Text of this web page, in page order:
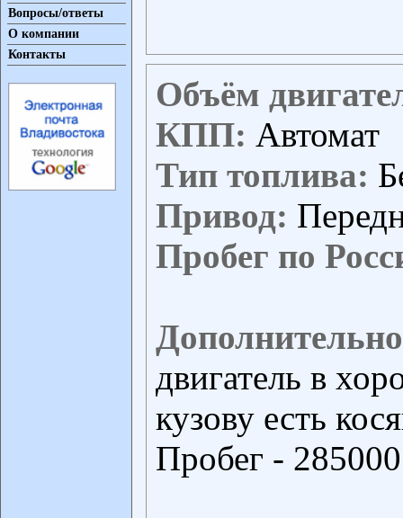
Вопросы/ответы
О компании
Контакты
Объём
КПП: Автомат
Тип топлива:
Привод:
Пробег по
двигатель в
кузову есть
Пробег -